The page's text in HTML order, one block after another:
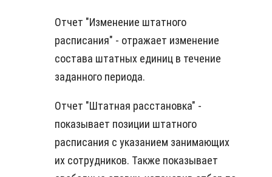
Отчет "Изменение штатного
расписания" - отражает изменение
состава штатных единиц в течение
заданного периода.
Отчет "Штатная расстановка" -
показывает позиции штатного
расписания с указанием занимающих
их сотрудников. Также показывает